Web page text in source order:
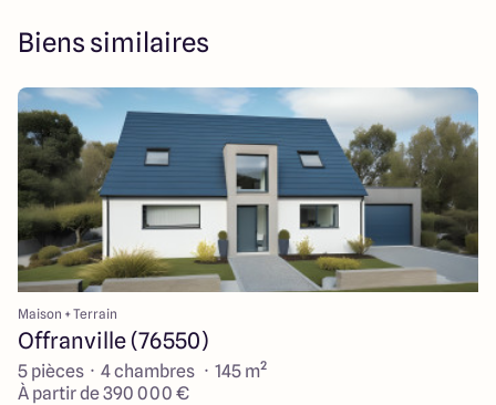
Biens similaires
Maison + Terrain
Offranville (76550)
5 pièces · 4 chambres · 145 m²
À partir de 390 000 €